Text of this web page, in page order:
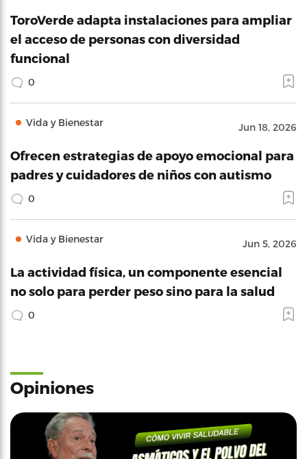
ToroVerde adapta instalaciones para ampliar
el acceso de personas con diversidad
funcional
0
Vida y Bienestar Jun 18, 2026
Ofrecen estrategias de apoyo emocional para
padres y cuidadores de niños con autismo
0
Vida y Bienestar Jun 5, 2026
La actividad física, un componente esencial
no solo para perder peso sino para la salud
0
Opiniones